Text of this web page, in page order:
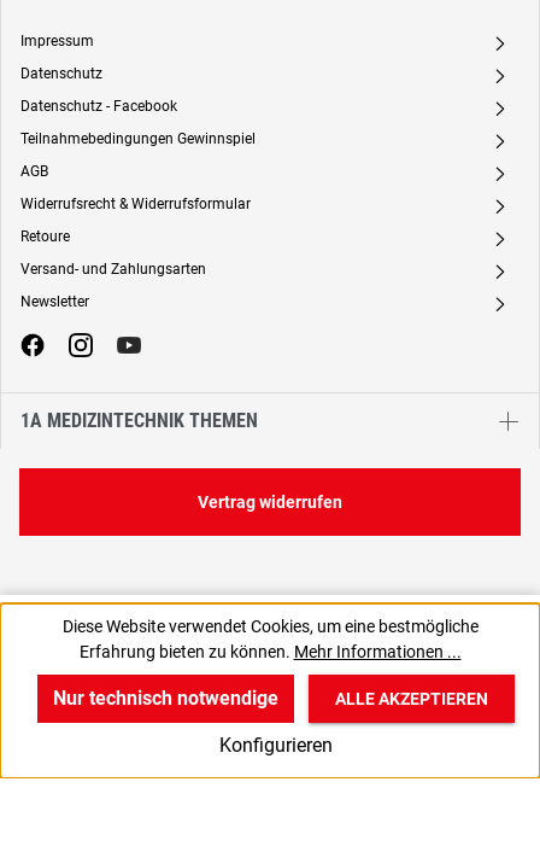
8,63 €
0,09 € / 1 Stück
Impressum A
Datenschutz A
Datenschutz - Facebook A
Teilnahmebedingungen Gewinnspiel A
AGB A
Widerrufsrecht & Widerrufsformular A
Retoure A
Versand- und Zahlungsarten A
Newsletter A
1A MEDIZINTECHNIK THEMEN
Vertrag widerrufen
Diese Website verwendet Cookies, um eine bestmögliche
Erfahrung bieten zu können. Mehr Informationen ...
Nur technisch notwendige
Konfigurieren
ALLE AKZEPTIEREN
v
Produkte
B